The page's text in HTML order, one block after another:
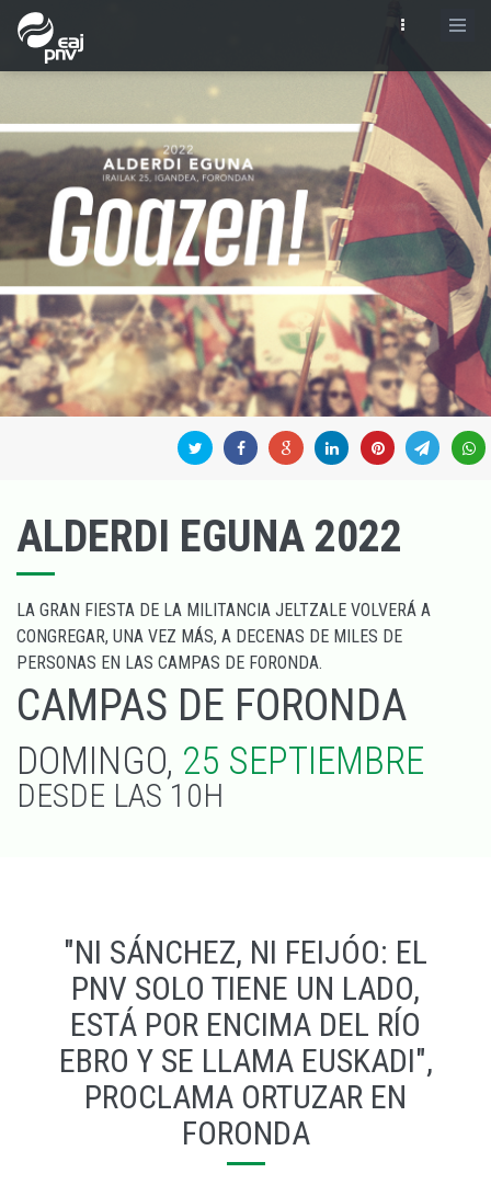
ALDERDI EGUNA 2022
LA GRAN FIESTA DE LA MILITANCIA JELTZALE VOLVERÁ A
CONGREGAR, UNA VEZ MÁS, A DECENAS DE MILES DE
PERSONAS EN LAS CAMPAS DE FORONDA.
CAMPAS DE FORONDA
DOMINGO, 25 SEPTIEMBRE
DESDE LAS 10H
"NI SÁNCHEZ, NI FEIJÓO: EL
PNV SOLO TIENE UN LADO,
ESTÁ POR ENCIMA DEL RÍO
EBRO Y SE LLAMA EUSKADI",
PROCLAMA ORTUZAR EN
FORONDA